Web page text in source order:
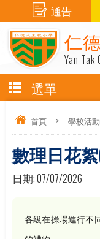
仁
Yan
通告
選單
首頁 > 學校活動
數理日花
日期:07/07/2026
各級在操場進行不